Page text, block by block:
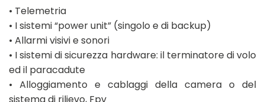
• Telemetria
• I sistemi “power unit” (singolo e di backup)
• Allarmi visivi e sonori
• I sistemi di sicurezza hardware: il terminatore di volo
ed il paracadute
• Alloggiamento e cablaggi della camera o del